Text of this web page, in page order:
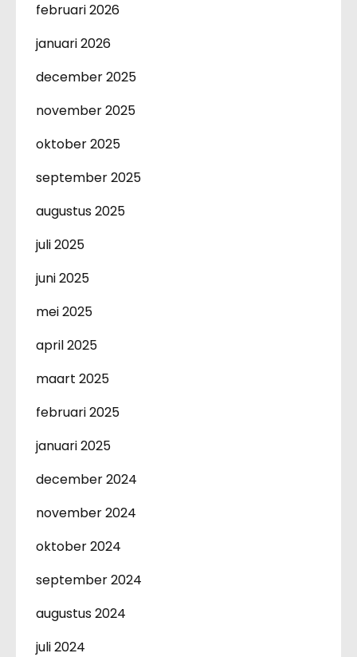
februari 2026
januari 2026
december 2025
november 2025
oktober 2025
september 2025
augustus 2025
juli 2025
juni 2025
mei 2025
april 2025
maart 2025
februari 2025
januari 2025
december 2024
november 2024
oktober 2024
september 2024
augustus 2024
juli 2024